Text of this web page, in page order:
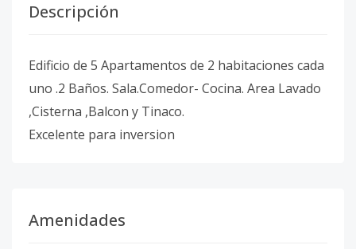
Descripción
Edificio de 5 Apartamentos de 2 habitaciones cada
uno .2 Baños. Sala.Comedor- Cocina. Area Lavado
,Cisterna ,Balcon y Tinaco.
Excelente para inversion
Amenidades